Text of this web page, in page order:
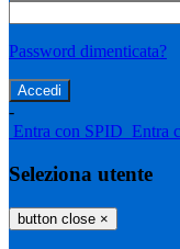
Password dimenticata?
-
Entra con SPID Entra
Seleziona utente
button close ×